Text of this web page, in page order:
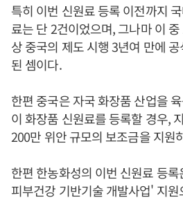
특히 이번 신원료 등록 이전까지
료는 단 2건이었으며, 그나마 이
상 중국의 제도 시행 3년여 만에
된 셈이다.
한편 중국은 자국 화장품 산업을
이 화장품 신원료를 등록할 경우,
200만 위안 규모의 보조금을 지원
한편 한농화성의 이번 신원료 등
피부건강 기반기술 개발사업' 지